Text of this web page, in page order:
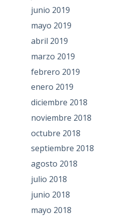
junio 2019
mayo 2019
abril 2019
marzo 2019
febrero 2019
enero 2019
diciembre 2018
noviembre 2018
octubre 2018
septiembre 2018
agosto 2018
julio 2018
junio 2018
mayo 2018